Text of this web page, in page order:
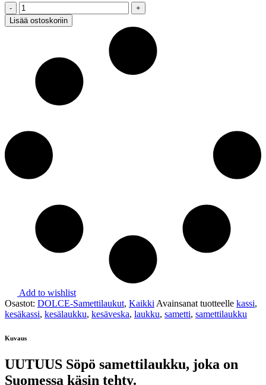
Samettilaukku,
vaaleanpunainen,
M
Lisää ostoskoriin
Add to wishlist
Osastot: DOLCE-Samettilaukut, Kaikki Avainsanat tuotteelle kassi,
kesäkassi, kesälaukku, kesäveska, laukku, sametti, samettilaukku
Kuvaus
UUTUUS Söpö samettilaukku, joka on
Suomessa käsin tehty.